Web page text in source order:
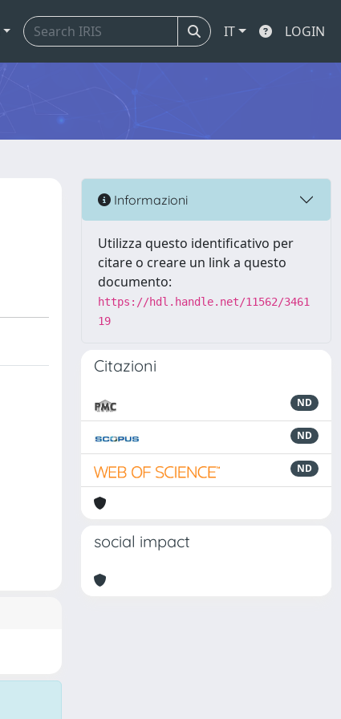
IT LOGIN
Informazioni
Utilizza questo identificativo per
citare o creare un link a questo
documento:
https://hdl.handle.net/11562/3461
19
Citazioni
ND
ND
ND
social impact